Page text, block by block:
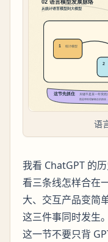
语
我看 ChatGPT 的
看三条线怎样合在
大、交互产品变简
这三件事同时发生。
这一节不要只背